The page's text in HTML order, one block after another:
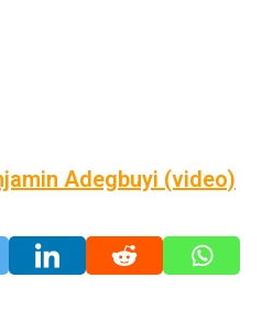
Adegbuyi (video)